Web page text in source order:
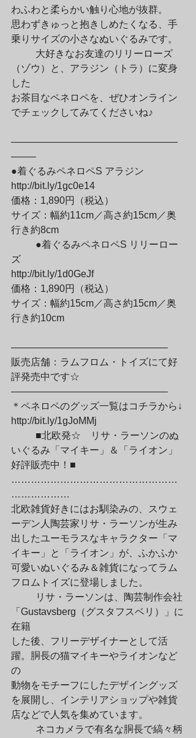
わふわと柔らかい触り心地が抜群。
思わずきゅっと抱きしめたくなる、手
乗りサイズの小さなぬいぐるみです。
（ゾウ）と、アラジン（トラ）に変身
した
お茶目なペネロペを、ぜひオンライン
でチェックしてみてくださいね♪
—————————————————
——–
●着ぐるみペネロペS アラジン
http://bit.ly/1gc0e14
価格：1,890円（税込）
サイズ：幅約11cm／高さ約15cm／奥
行き約8cm
ズ
http://bit.ly/1d0GeJf
価格：1,890円（税込）
サイズ：幅約15cm／高さ約15cm／奥
行き約10cm
————————————————
販売店舗：ラムフロム・トイズにて好
評発売中です☆
————————————————
＊ペネロペのグッズ一覧はコチラから↓
http://bit.ly/1gJoMMj
いぐるみ「マイキー」＆「ライオン」
好評販売中！■
……………………………………………
………………
北欧雑貨好きにはお馴染みの、スウェ
ーデン人陶芸家リサ・ラーソンが生み
出したユーモラスなキャラクター「マ
イキー」と「ライオン」が、ふかふか
可愛いぬいぐるみ＆雑貨になってラム
フロムトイズに登場しました。
「Gustavsberg（グスタフスベリ）」に
在籍
した後、フリーデザイナーとして活
躍。胴長の猫マイキーやライオンなど
の
動物をモチーフにしたデザイングッズ
を展開し、インテリアショップや雑貨
店などで人気を集めています。